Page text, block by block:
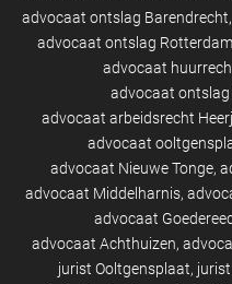
advocaat ontslag Barendrecht
advocaat ontslag Rotterdam
advocaat
advocaat
advocaat arbeidsrecht
advocaat
advocaat Nieuwe Tonge
advocaat Middelharnis
advocaat
advocaat Achthuizen
jurist Ooltgensplaat